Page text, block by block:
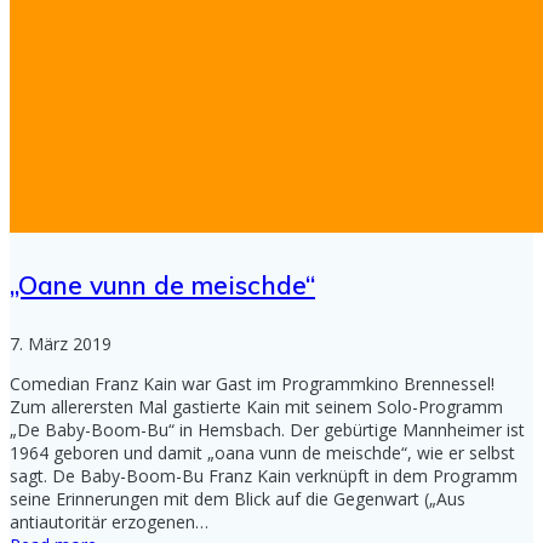
„Oane vunn de meischde“
7. März 2019
Comedian Franz Kain war Gast im Programmkino Brennessel!
Zum allerersten Mal gastierte Kain mit seinem Solo-Programm
„De Baby-Boom-Bu“ in Hemsbach. Der gebürtige Mannheimer ist
1964 geboren und damit „oana vunn de meischde“, wie er selbst
sagt. De Baby-Boom-Bu Franz Kain verknüpft in dem Programm
seine Erinnerungen mit dem Blick auf die Gegenwart („Aus
antiautoritär erzogenen…